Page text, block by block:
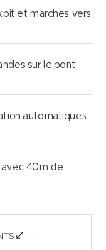
et marches vers
sur le pont
automatiques
40m de